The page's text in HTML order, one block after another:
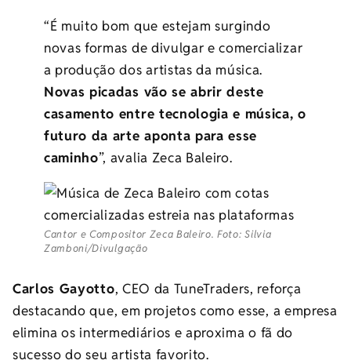
“É muito bom que estejam surgindo
novas formas de divulgar e comercializar
a produção dos artistas da música.
Novas picadas vão se abrir deste
casamento entre tecnologia e música, o
futuro da arte aponta para esse
caminho”, avalia Zeca Baleiro.
Cantor e Compositor Zeca Baleiro. Foto: Silvia
Zamboni/Divulgação
Carlos Gayotto, CEO da TuneTraders, reforça
destacando que, em projetos como esse, a empresa
elimina os intermediários e aproxima o fã do
sucesso do seu artista favorito.